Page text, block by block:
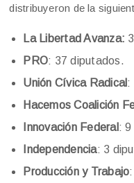
distribuyeron de la
La Libertad Avanza:
PRO: 37 diputados.
Unión Cívica Radical:
Hacemos Coalición
Innovación Federal : 9
Independencia: 3
Producción y Trabajo